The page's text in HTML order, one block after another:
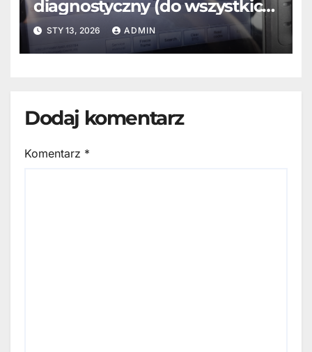
diagnostyczny (do wszystkich
marek aut): Autel MX808 –
zalety, wady i funkcje
STY 13, 2026 ADMIN
Dodaj komentarz
Komentarz *